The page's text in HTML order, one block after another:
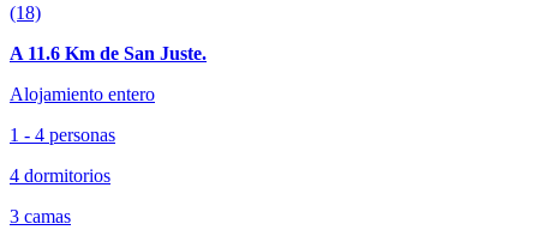
(18)
A 11.6 Km de San Juste.
Alojamiento entero
1 - 4 personas
4 dormitorios
3 camas